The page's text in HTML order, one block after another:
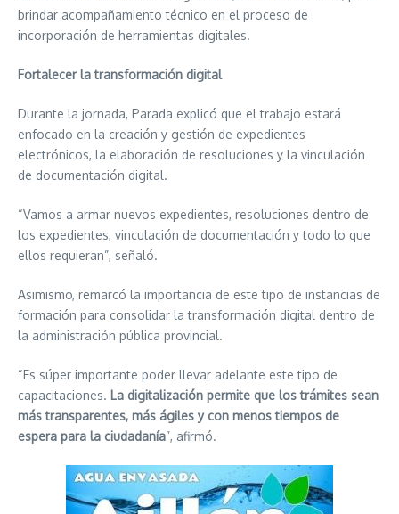
brindar acompañamiento técnico en el proceso de
incorporación de herramientas digitales.
Fortalecer la transformación digital
Durante la jornada, Parada explicó que el trabajo estará
enfocado en la creación y gestión de expedientes
electrónicos, la elaboración de resoluciones y la vinculación
de documentación digital.
“Vamos a armar nuevos expedientes, resoluciones dentro de
los expedientes, vinculación de documentación y todo lo que
ellos requieran”, señaló.
Asimismo, remarcó la importancia de este tipo de instancias de
formación para consolidar la transformación digital dentro de
la administración pública provincial.
“Es súper importante poder llevar adelante este tipo de
capacitaciones. La digitalización permite que los trámites sean
más transparentes, más ágiles y con menos tiempos de
espera para la ciudadanía”, afirmó.